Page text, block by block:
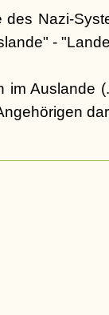
Nazi-
-
Auslande